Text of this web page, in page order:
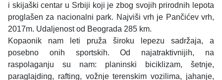
i skijaški centar u Srbiji koji je zbog svojih prirodnih lepota
proglašen za nacionalni park. Najviši vrh je Pančićev vrh,
2017m. Udaljenost od Beograda 285 km.
Kopaonik nam leti pruža široku lepezu sadržaja, a
posebno onih sportskih. Od najatraktivnijih, na
raspolaganju su nam: planinski biciklizam, šetnje,
paraglajding, rafting, vožnje terenskim vozilima, jahanje,